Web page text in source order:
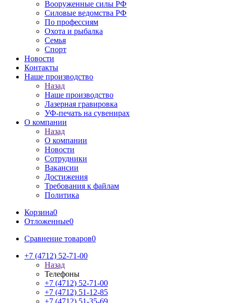
Вооруженные силы РФ
Силовые ведомства РФ
По профессиям
Охота и рыбалка
Семья
Спорт
Новости
Контакты
Наше производство
Назад
Наше производство
Лазерная гравировка
УФ-печать на сувенирах
О компании
Назад
О компании
Новости
Сотрудники
Вакансии
Достижения
Требования к файлам
Политика
Корзина0
Отложенные0
Сравнение товаров0
+7 (4712) 52-71-00
Назад
Телефоны
+7 (4712) 52-71-00
+7 (4712) 51-12-85
+7 (4712) 51-35-69